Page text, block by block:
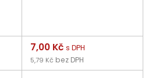
Cena
7,00 Kč s DPH
5,79 Kč bez DPH